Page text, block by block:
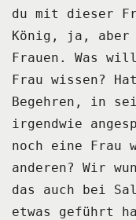
du mit dieser
König, ja, aber
Frauen.
Was
Frau wissen?
Begehren, in
irgendwie
noch eine Frau
anderen?
Wir
das auch bei
etwas geführt